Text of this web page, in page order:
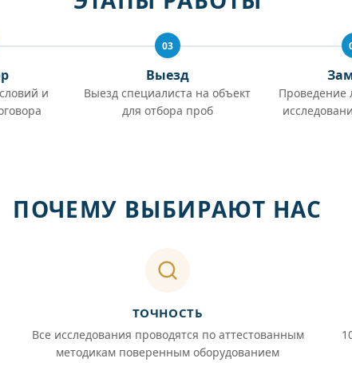
и
03
Выезд
Выезд специалиста на объект
для отбора проб
Проведение
ПОЧЕМУ ВЫБИРАЮТ НАС
ТОЧНОСТЬ
Все исследования проводятся по аттестованным
методикам поверенным оборудованием